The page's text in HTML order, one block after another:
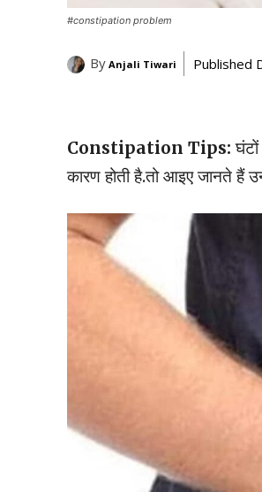
#constipation problem
By Anjali Tiwari Published
Constipation Tips:
कारण होती है.तो आइए जानते